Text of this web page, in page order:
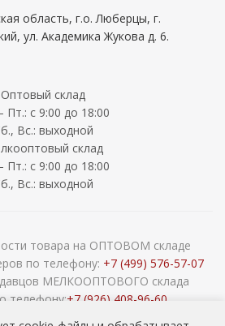
область, г.о. Люберцы, г.
ул. Академика Жукова д. 6.
Оптовый склад
Пт.: с 9:00 до 18:00
Вс.: выходной
склад
Пт.: с 9:00 до 18:00
Вс.: выходной
товара на ОПТОВОМ складе
по телефону: +7 (499) 576-57-07
МЕЛКООПТОВОГО склада
телефону:+7 (926) 408-96-60